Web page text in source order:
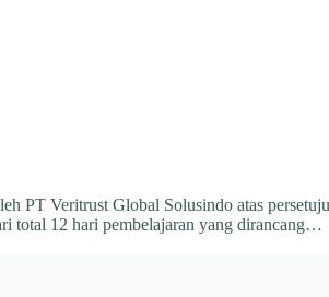
PT Veritrust Global Solusindo atas
total 12 hari pembelajaran yang dirancang…